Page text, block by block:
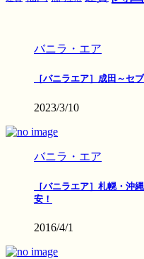
バニラ・エア
［バニラエア］成田～セ
2023/3/10
バニラ・エア
［バニラエア］札幌・沖
安！
2016/4/1